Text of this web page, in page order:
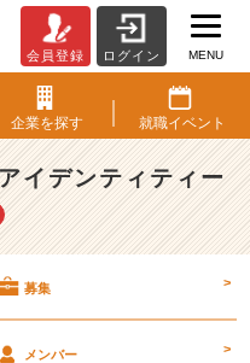
会員登録 ログイン MENU
企業を探す 就職イベント
イデンティティー
募集 >
メンバー >